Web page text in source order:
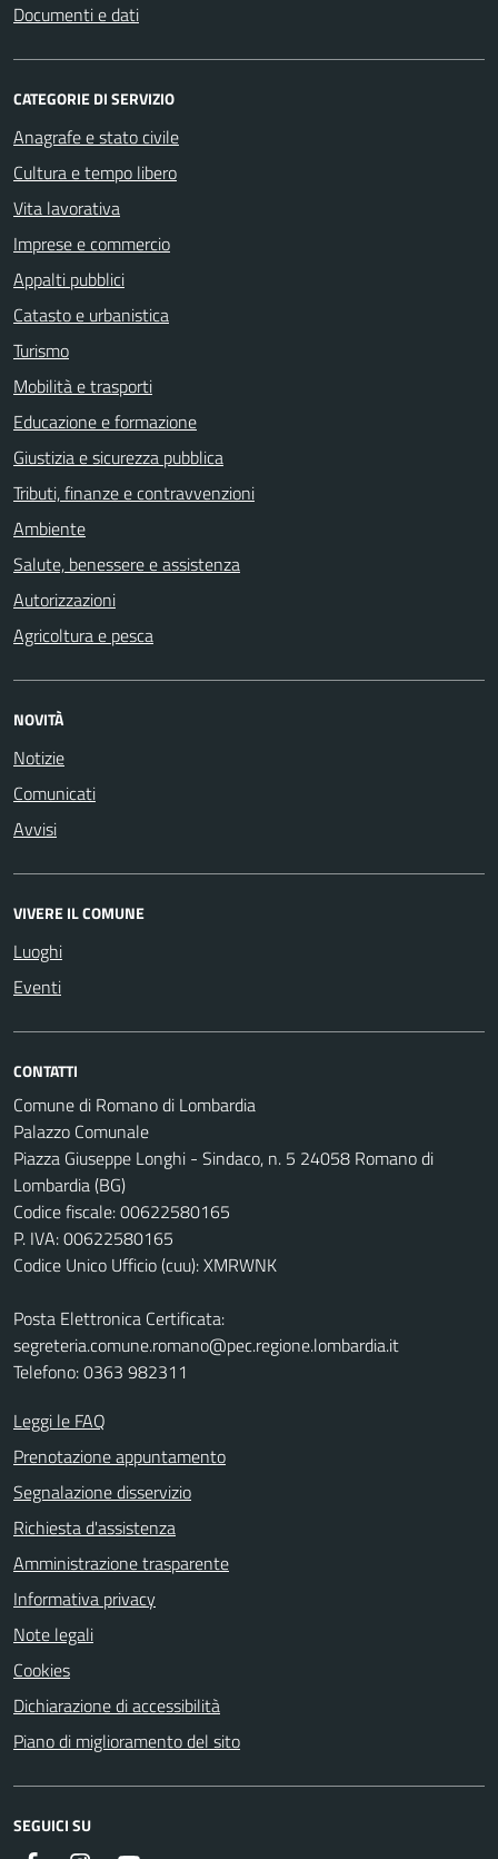
Documenti e dati
CATEGORIE DI SERVIZIO
Anagrafe e stato civile
Cultura e tempo libero
Vita lavorativa
Imprese e commercio
Appalti pubblici
Catasto e urbanistica
Turismo
Mobilità e trasporti
Educazione e formazione
Giustizia e sicurezza pubblica
Tributi, finanze e contravvenzioni
Ambiente
Salute, benessere e assistenza
Autorizzazioni
Agricoltura e pesca
NOVITÀ
Notizie
Comunicati
Avvisi
VIVERE IL COMUNE
Luoghi
Eventi
CONTATTI
Comune di Romano di Lombardia
Palazzo Comunale
Piazza Giuseppe Longhi - Sindaco, n. 5 24058 Romano di
Lombardia (BG)
Codice fiscale: 00622580165
P. IVA: 00622580165
Codice Unico Ufficio (cuu): XMRWNK
Posta Elettronica Certificata:
segreteria.comune.romano@pec.regione.lombardia.it
Telefono: 0363 982311
Leggi le FAQ
Prenotazione appuntamento
Segnalazione disservizio
Richiesta d'assistenza
Amministrazione trasparente
Informativa privacy
Note legali
Cookies
Dichiarazione di accessibilità
Piano di miglioramento del sito
SEGUICI SU